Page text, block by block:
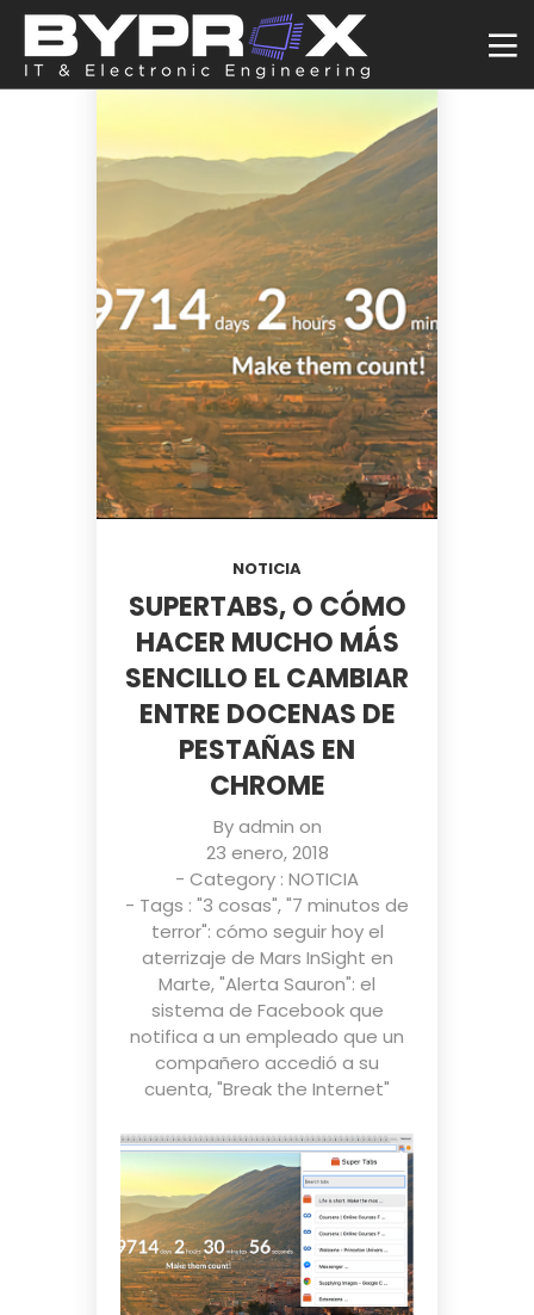
NOTICIA
SUPERTABS, O CÓMO
HACER MUCHO MÁS
SENCILLO EL CAMBIAR
ENTRE DOCENAS DE
PESTAÑAS EN
CHROME
Byadmin on
23 enero, 2018
- Category : NOTICIA
- Tags : "3 cosas","7 minutos de
terror": cómo seguir hoy el
aterrizaje de Mars InSight en
Marte,"Alerta Sauron": el
sistema de Facebook que
notifica a un empleado que un
compañero accedió a su
cuenta,"Break the Internet"